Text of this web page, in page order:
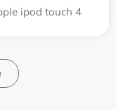
ipod touch 4